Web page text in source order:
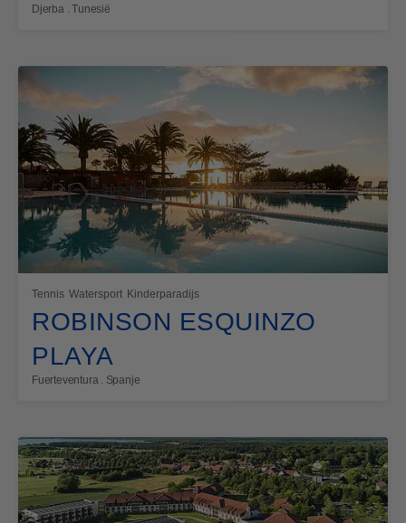
Djerba . Tunesië
Tennis Watersport Kinderparadijs
ROBINSON ESQUINZO
PLAYA
Fuerteventura . Spanje